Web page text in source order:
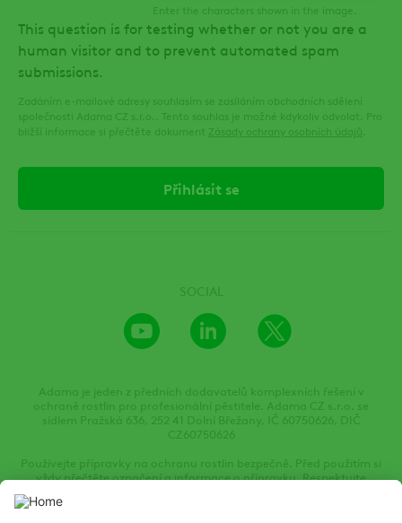
Enter the characters shown in the image.
This question is for testing whether or not you are a
human visitor and to prevent automated spam
submissions.
Zadáním e-mailové adresy souhlasím se zasíláním obchodních sdělení
společnosti Adama CZ s.r.o.. Tento souhlas je možné kdykoliv odvolat. Pro
bližší informace si přečtěte dokument Zásady ochrany osobních údajů
SOCIAL
Youtube
Channel
LinkedIn
Adama je jeden z předních dodavatelů komplexních řešení v
ochraně rostlin pro profesionální pěstitele. Adama CZ s.r.o. se
sídlem Pražská 636, 252 41 Dolní Břežany, IČ 60750626, DIČ
CZ60750626
Používejte přípravky na ochranu rostlin bezpečně. Před použitím si
vždy přečtěte označení a informace o přípravku. Respektujte